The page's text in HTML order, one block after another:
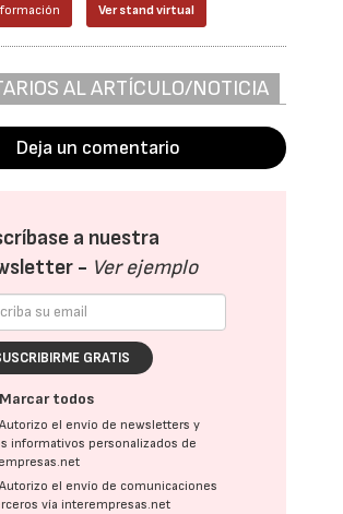
Ver stand virtual
AL ARTÍCULO/NOTICIA
Deja un comentario
a nuestra
- Ver ejemplo
GRATIS
Marcar todos
Autorizo el envío de newsletters y
informativos personalizados de
Autorizo el envío de comunicaciones
vía interempresas.net